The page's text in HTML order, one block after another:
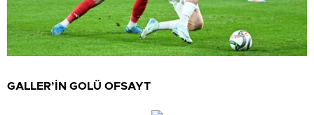
GALLER’İN GOLÜ OFSAYT